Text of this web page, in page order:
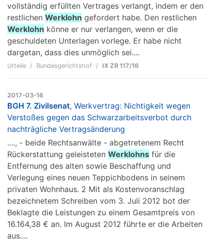
vollständig erfüllten Vertrages verlangt, indem er den
restlichen Werklohn gefordert habe. Den restlichen
Werklohn könne er nur verlangen, wenn er die
geschuldeten Unterlagen vorlege. Er habe nicht
dargetan, dass dies unmöglich sei....
Urteile Bundesgerichtshof IX ZR 117/16
2017-03-16
BGH 7. Zivilsenat, Werkvertrag: Nichtigkeit wegen
Verstoßes gegen das Schwarzarbeitsverbot durch
nachträgliche Vertragsänderung
...., - beide Rechtsanwälte - abgetretenem Recht
Rückerstattung geleisteten Werklohns für die
Entfernung des alten sowie Beschaffung und
Verlegung eines neuen Teppichbodens in seinem
privaten Wohnhaus. 2 Mit als Kostenvoranschlag
bezeichnetem Schreiben vom 3. Juli 2012 bot der
Beklagte die Leistungen zu einem Gesamtpreis von
16.164,38 € an. Im August 2012 führte er die Arbeiten
aus....